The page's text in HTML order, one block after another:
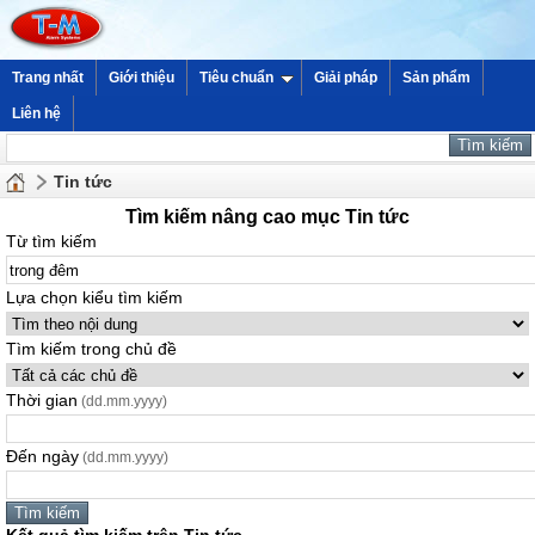
Trang nhất Giới thiệu Tiêu chuẩn Giải pháp Sản phẩm
Liên hệ
Tin tức
Tìm kiếm nâng cao mục Tin tức
Từ tìm kiếm
Lựa chọn kiểu tìm kiếm
Tìm kiếm trong chủ đề
Thời gian (dd.mm.yyyy)
Đến ngày (dd.mm.yyyy)